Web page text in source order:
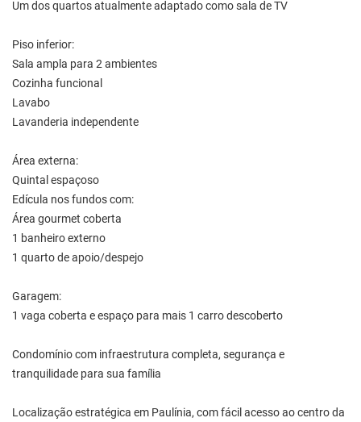
Um dos quartos atualmente adaptado como sala de TV
Piso inferior:
Sala ampla para 2 ambientes
Cozinha funcional
Lavabo
Lavanderia independente
Área externa:
Quintal espaçoso
Edícula nos fundos com:
Área gourmet coberta
1 banheiro externo
1 quarto de apoio/despejo
Garagem:
1 vaga coberta e espaço para mais 1 carro descoberto
Condomínio com infraestrutura completa, segurança e
tranquilidade para sua família
Localização estratégica em Paulínia, com fácil acesso ao centro da